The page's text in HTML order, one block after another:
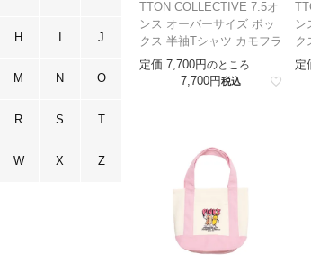
H I J
M N O
R S T
W X Z
TTON COLLECTIVE 7.5オ
ンス オーバーサイズ ボッ
クス 半袖Tシャツ カモフラ
定価 7,700 のところ
7,700 税込
ン
ク
定